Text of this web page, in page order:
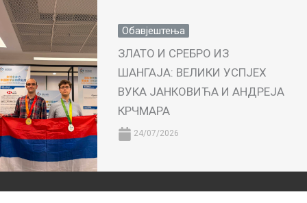
Обавјештења
ЗЛАТО И СРЕБРО ИЗ
ШАНГАЈА: ВЕЛИКИ УСПЈЕХ
ВУКА ЈАНКОВИЋА И АНДРЕЈА
КРЧМАРА
24/07/2026